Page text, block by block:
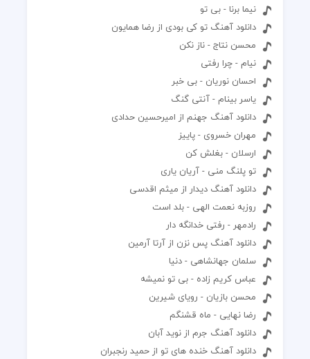
نیما برنا - بی تو
دانلود آهنگ تو کی بودی از رضا همایون
محسن نتاج - ناز نکن
نیام - چرا رفتی
احسان نوریان - بی خبر
یاسر بینام - آنتی گنگ
دانلود آهنگ جهنم از امیرحسین حدادی
مهران خسروی - پاییز
ارسلان - بغلش کن
تو پلنگ منی - آریان یاری
دانلود آهنگ دیدار از میثم اقدسی
روزبه نعمت الهی - بلد است
رادمهر - رفتی خدانگه دار
دانلود آهنگ پس نزن از آرتا آرمین
سلمان جهانشاهی - دنیا
عباس کریم زاده - بی تو نمیشه
محسن بازیان - رویای شیرین
رضا نهایی - ماه قشنگم
دانلود آهنگ جرم از نوید آبان
دانلود آهنگ خنده های تو از حمید رنجبران